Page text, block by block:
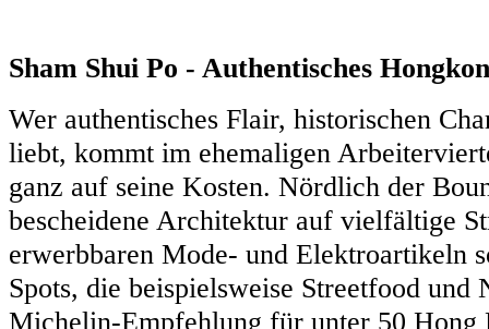
Sham Shui Po - Authentisches
Wer authentisches Flair, historischen
liebt, kommt im ehemaligen
ganz auf seine Kosten. Nördlich der
bescheidene Architektur auf vielfältige
erwerbbaren Mode- und Elektroartikeln
Spots, die beispielsweise Streetfood und
Michelin-Empfehlung für unter 50